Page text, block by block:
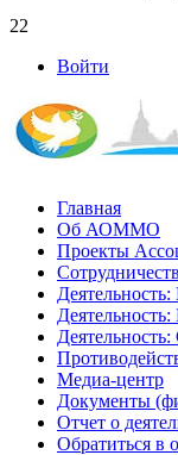
22
Войти
Главная
Об АОММО
Проекты
Медиа-центр
Документы
Отчет о
Обратиться в